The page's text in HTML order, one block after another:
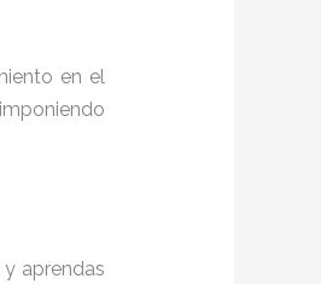
en el
aprendas